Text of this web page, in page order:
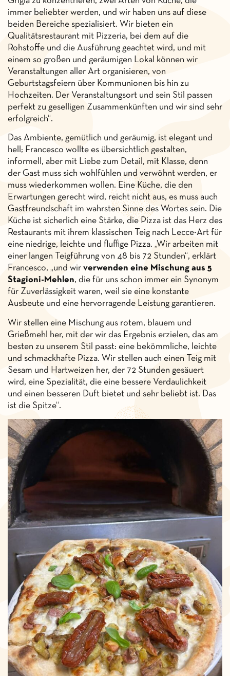
immer beliebter werden, und wir haben uns auf diese
beiden Bereiche spezialisiert. Wir bieten ein
Qualitätsrestaurant mit Pizzeria, bei dem auf die
Rohstoffe und die Ausführung geachtet wird, und mit
einem so großen und geräumigen Lokal können wir
Veranstaltungen aller Art organisieren, von
Geburtstagsfeiern über Kommunionen bis hin zu
Hochzeiten. Der Veranstaltungsort und sein Stil passen
perfekt zu geselligen Zusammenkünften und wir sind sehr
erfolgreich“.
Das Ambiente, gemütlich und geräumig, ist elegant und
hell; Francesco wollte es übersichtlich gestalten,
informell, aber mit Liebe zum Detail, mit Klasse, denn
der Gast muss sich wohlfühlen und verwöhnt werden, er
muss wiederkommen wollen. Eine Küche, die den
Erwartungen gerecht wird, reicht nicht aus, es muss auch
Gastfreundschaft im wahrsten Sinne des Wortes sein. Die
Küche ist sicherlich eine Stärke, die Pizza ist das Herz des
Restaurants mit ihrem klassischen Teig nach Lecce-Art für
eine niedrige, leichte und fluffige Pizza. „Wir arbeiten mit
einer langen Teigführung von 48 bis 72 Stunden“, erklärt
Francesco, „und wir verwenden eine Mischung aus 5
Stagioni-Mehlen, die für uns schon immer ein Synonym
für Zuverlässigkeit waren, weil sie eine konstante
Ausbeute und eine hervorragende Leistung garantieren.
Wir stellen eine Mischung aus rotem, blauem und
Grießmehl her, mit der wir das Ergebnis erzielen, das am
besten zu unserem Stil passt: eine bekömmliche, leichte
und schmackhafte Pizza. Wir stellen auch einen Teig mit
Sesam und Hartweizen her, der 72 Stunden gesäuert
wird, eine Spezialität, die eine bessere Verdaulichkeit
und einen besseren Duft bietet und sehr beliebt ist. Das
ist die Spitze“.